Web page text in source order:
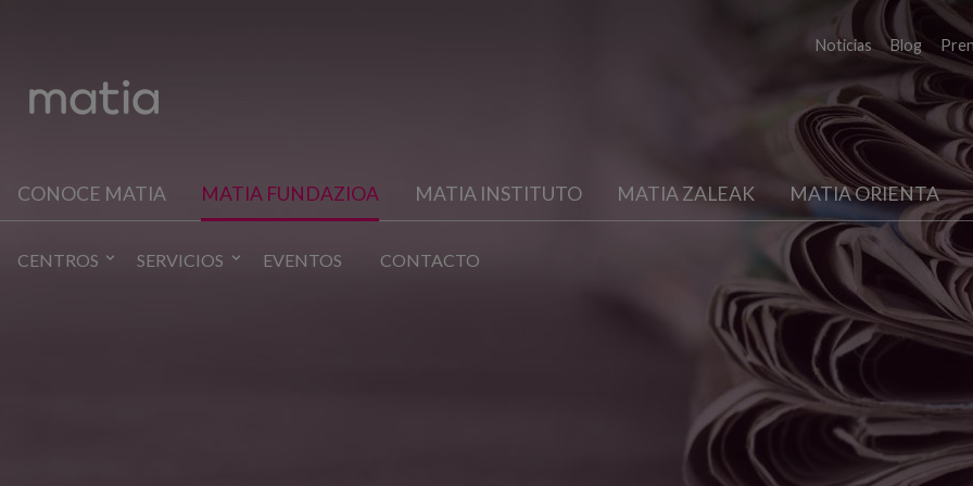
Noticias Blog
CONOCE MATIA MATIA FUNDAZIOA MATIA INSTITUTO MATIA ZALEAK MATIA ORIENTA
CENTROS SERVICIOS EVENTOS CONTACTO